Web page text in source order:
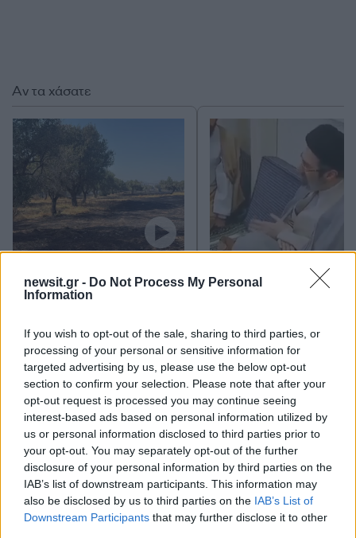
newsit.gr - Do Not Process My Personal
Information
If you wish to opt-out of the sale, sharing to third parties, or
processing of your personal or sensitive information for
targeted advertising by us, please use the below opt-out
section to confirm your selection. Please note that after your
opt-out request is processed you may continue seeing
interest-based ads based on personal information utilized by
us or personal information disclosed to third parties prior to
your opt-out. You may separately opt-out of the further
disclosure of your personal information by third parties on the
IAB’s list of downstream participants. This information may
also be disclosed by us to third parties on the IAB’s List of
Downstream Participants that may further disclose it to other
Σχόλια
Σχολίασε εδώ
50 /50
Αν τα χάσατε
Μήνυμα του 112 για
ετοιμότητα
Μοτζτάμπα Χαμενεΐ
φουντώνουν οι φήμες